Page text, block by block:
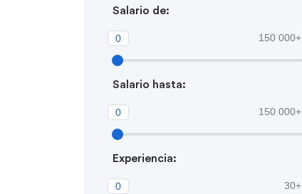
Salario de:
150 000+
0
Salario hasta:
150 000+
0
Experiencia:
30+
0